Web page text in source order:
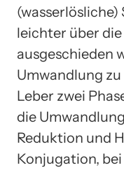
(wasserlösliche)
leichter über
ausgeschieden
Umwandlung
Leber zwei
die
Reduktion und
Konjugation, bei